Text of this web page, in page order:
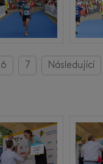
6 7 Následující